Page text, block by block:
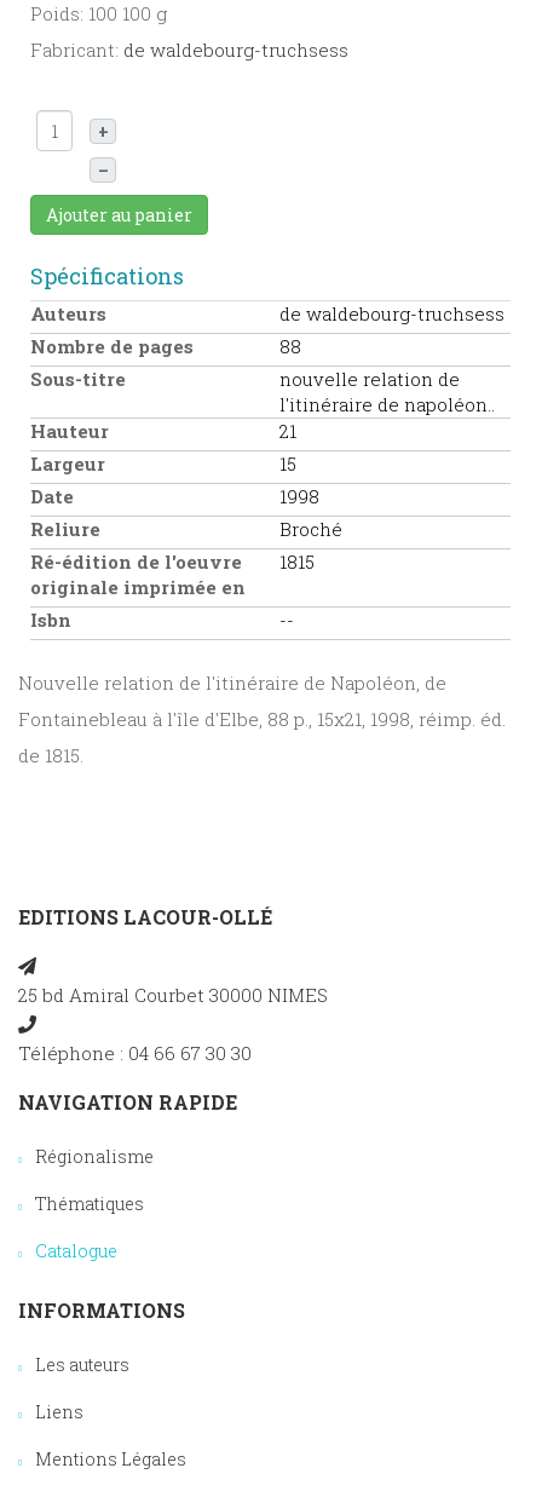
Poids: 100 100 g
Fabricant: de waldebourg-truchsess
+
–
Ajouter au panier
Spécifications
Auteurs
de waldebourg-truchsess
Nombre de pages
88
Sous-titre
nouvelle relation de
l'itinéraire de napoléon..
Hauteur
21
Largeur
15
Date
1998
Reliure
Broché
Ré-édition de l'oeuvre
originale imprimée en
1815
Isbn --
Nouvelle relation de l'itinéraire de Napoléon, de
Fontainebleau à l'île d'Elbe, 88 p., 15x21, 1998, réimp. éd.
de 1815.
EDITIONS LACOUR-OLLÉ
25 bd Amiral Courbet 30000 NIMES
Téléphone : 04 66 67 30 30
NAVIGATION RAPIDE
Régionalisme
Thématiques
Catalogue
INFORMATIONS
Les auteurs
Liens
Mentions Légales